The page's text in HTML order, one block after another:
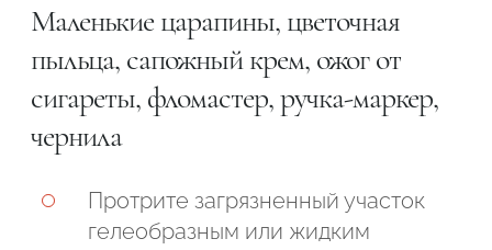
Маленькие царапины, цветочная
пыльца, сапожный крем, ожог от
сигареты, фломастер, ручка-маркер,
чернила
Протрите загрязненный участок
гелеобразным или жидким